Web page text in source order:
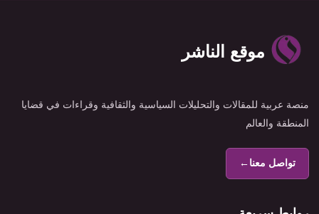
موقع الناشر
منصة عربية للمقالات والتحليلات السياسية والثقافية وقراءات في قضايا
المنطقة والعالم
تواصل معنا←